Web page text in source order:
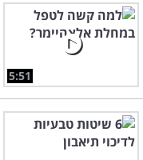
5:51